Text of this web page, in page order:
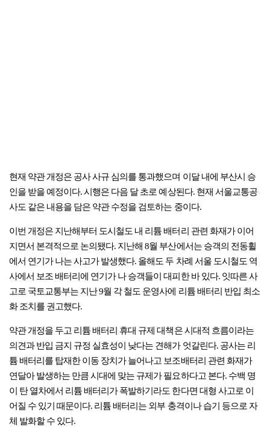
현재 약관 개정은 공사 사규 심의를 통과했으며 이달 내에 부산시 승
인을 받을 예정이다. 시행은 다음 달 초로 예상된다. 현재 서울교통공
사도 같은 내용을 담은 약관 수정을 검토하는 중이다.
이번 개정은 지난해부터 도시철도 내 리튬 배터리 관련 화재가 이어
지면서 본격적으로 논의됐다. 지난해 8월 부산에서는 승객의 전동휠
에서 연기가 나는 사고가 발생했다. 올해도 두 차례 서울 도시철도 역
사에서 보조 배터리에 연기가 나 승객들이 대피한 바 있다. 잇따른 사
고로 국토교통부는 지난 9월 각 철도 운영사에 리튬 배터리 반입 최소
화 조치를 권고했다.
약관 개정을 두고 리튬 배터리 휴대 규제 대책은 시대적 흐름이라는
의견과 반입 금지 규정 실효성이 낮다는 견해가 엇갈린다. 공사는 리
튬 배터리를 탑재한 이동 장치가 늘어나고 보조배터리 관련 화재가
연달아 발생하는 만큼 시대에 맞는 규제가 필요하다고 본다. 수백 명
이 탄 열차에서 리튬 배터리가 폭발하기라도 한다면 대형 사고로 이
어질 수 있기 때문이다. 리튬 배터리는 외부 충격이나 습기 등으로 자
체 발화할 수 있다.